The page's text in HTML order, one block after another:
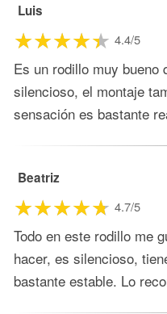
Luis
4.4/5
Es un rodillo muy bueno
silencioso, el montaje
sensación es bastante
Beatriz
4.7/5
Todo en este rodillo me
hacer, es silencioso,
bastante estable. Lo